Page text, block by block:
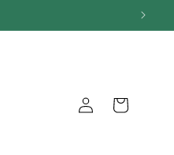
AansluitingMand